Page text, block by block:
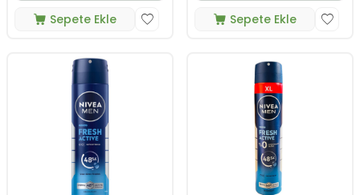
Sepete Ekle Sepete Ekle